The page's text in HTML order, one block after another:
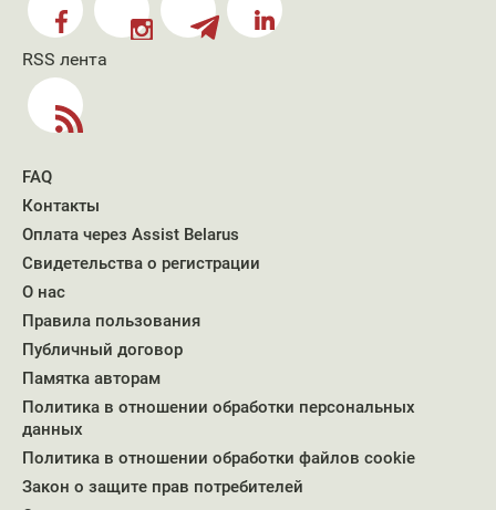
RSS лента
FAQ
Контакты
Оплата через Assist Belarus
Свидетельства о регистрации
О нас
Правила пользования
Публичный договор
Памятка авторам
Политика в отношении обработки персональных
данных
Политика в отношении обработки файлов cookie
Закон о защите прав потребителей